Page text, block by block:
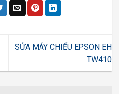
SỬA MÁY CHIẾU EPSON EH
TW410